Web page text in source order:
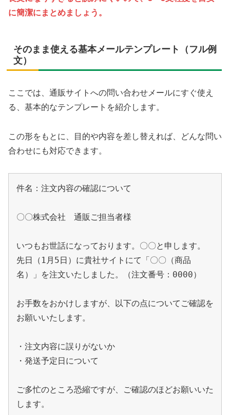
に簡潔にまとめましょう。
そのまま使える基本メールテンプレート（フル例
文）
ここでは、通販サイトへの問い合わせメールにすぐ使え
る、基本的なテンプレートを紹介します。
この形をもとに、目的や内容を差し替えれば、どんな問い
合わせにも対応できます。
件名：注文内容の確認について
〇〇株式会社　通販ご担当者様
いつもお世話になっております。〇〇と申します。
先日（1月5日）に貴社サイトにて「〇〇（商品
名）」を注文いたしました。（注文番号：0000）
お手数をおかけしますが、以下の点についてご確認を
お願いいたします。
・注文内容に誤りがないか
・発送予定日について
ご多忙のところ恐縮ですが、ご確認のほどお願いいた
します。